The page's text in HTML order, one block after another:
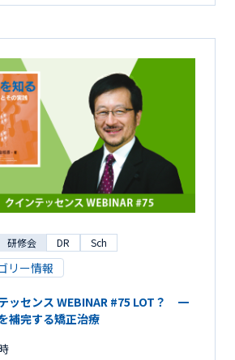
研修会 DR Sch
リー情報
ッセンス WEBINAR #75 LOT？ 一
補完する矯正治療